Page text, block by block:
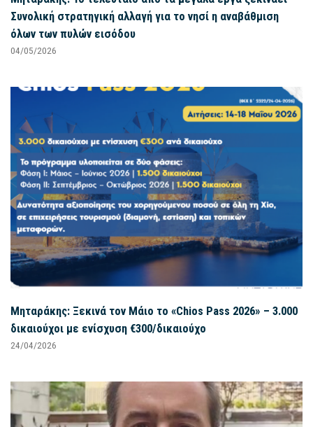
Συνολική στρατηγική αλλαγή για το νησί η αναβάθμιση
όλων των πυλών εισόδου
04/05/2026
Μηταράκης: Ξεκινά τον Μάιο το «Chios Pass 2026» – 3.000
δικαιούχοι με ενίσχυση €300/δικαιούχο
24/04/2026